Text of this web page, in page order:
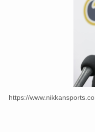
https://